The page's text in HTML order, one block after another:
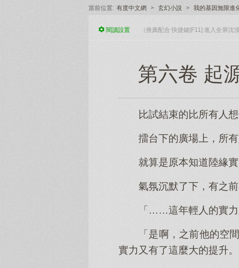
當前位置: 有度中文網 > 玄幻小說 > 我的基因無限進
閱讀設置 （推薦配合 快捷鍵[F11] 進入全屏沈
第六卷 起
比試結束的比所有人想
擂台下的廣場上，所
就算是原本知道陸緣
氣氛沉默了下，有之
「……這年輕人的實力
「是啊，之前他的空
實力又有了這麼大的提升。